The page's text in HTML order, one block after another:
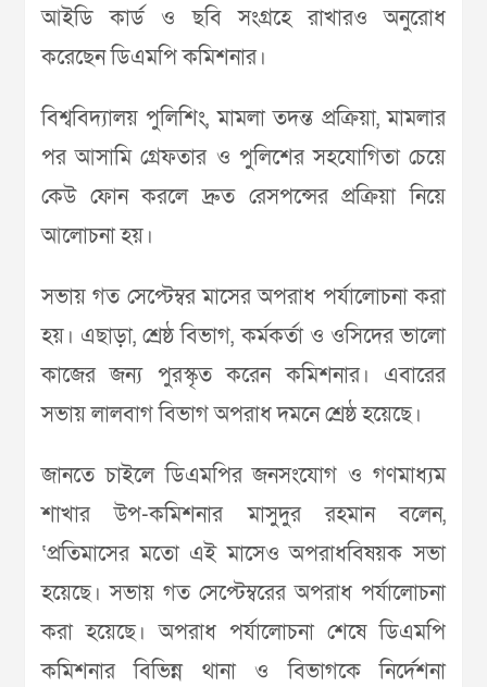
আইডি কার্ড ও ছবি সংগ্রহে রাখারও অনুরোধ
করেছেন ডিএমপি কমিশনার।
বিশ্ববিদ্যালয় পুলিশিং, মামলা তদন্ত প্রক্রিয়া, মামলার
পর আসামি গ্রেফতার ও পুলিশের সহযোগিতা চেয়ে
কেউ ফোন করলে দ্রুত রেসপন্সের প্রক্রিয়া নিয়ে
আলোচনা হয়।
সভায় গত সেপ্টেম্বর মাসের অপরাধ পর্যালোচনা করা
হয়। এছাড়া, শ্রেষ্ঠ বিভাগ, কর্মকর্তা ও ওসিদের ভালো
কাজের জন্য পুরস্কৃত করেন কমিশনার। এবারের
সভায় লালবাগ বিভাগ অপরাধ দমনে শ্রেষ্ঠ হয়েছে।
জানতে চাইলে ডিএমপির জনসংযোগ ও গণমাধ্যম
শাখার উপ-কমিশনার মাসুদুর রহমান বলেন,
‘প্রতিমাসের মতো এই মাসেও অপরাধবিষয়ক সভা
হয়েছে। সভায় গত সেপ্টেম্বরের অপরাধ পর্যালোচনা
করা হয়েছে। অপরাধ পর্যালোচনা শেষে ডিএমপি
কমিশনার বিভিন্ন থানা ও বিভাগকে নির্দেশনা